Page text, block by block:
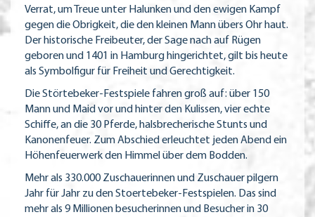
Verrat, um Treue unter Halunken und den ewigen Kampf
gegen die Obrigkeit, die den kleinen Mann übers Ohr haut.
Der historische Freibeuter, der Sage nach auf Rügen
geboren und 1401 in Hamburg hingerichtet, gilt bis heute
als Symbolfigur für Freiheit und Gerechtigkeit.
Die Störtebeker-Festspiele fahren groß auf: über 150
Mann und Maid vor und hinter den Kulissen, vier echte
Schiffe, an die 30 Pferde, halsbrecherische Stunts und
Kanonenfeuer. Zum Abschied erleuchtet jeden Abend ein
Höhenfeuerwerk den Himmel über dem Bodden.
Mehr als 330.000 Zuschauerinnen und Zuschauer pilgern
Jahr für Jahr zu den Stoertebeker-Festspielen. Das sind
mehr als 9 Millionen besucherinnen und Besucher in 30